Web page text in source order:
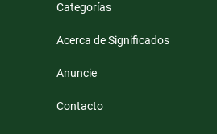
Categorías
Acerca de Significados
Anuncie
Contacto